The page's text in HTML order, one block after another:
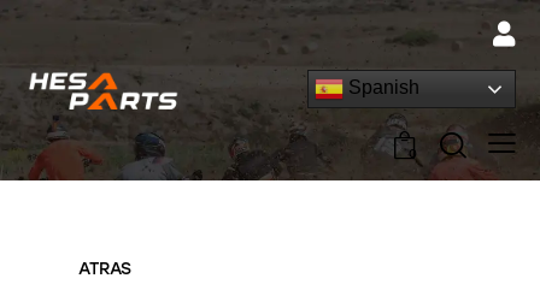
Spanish
0